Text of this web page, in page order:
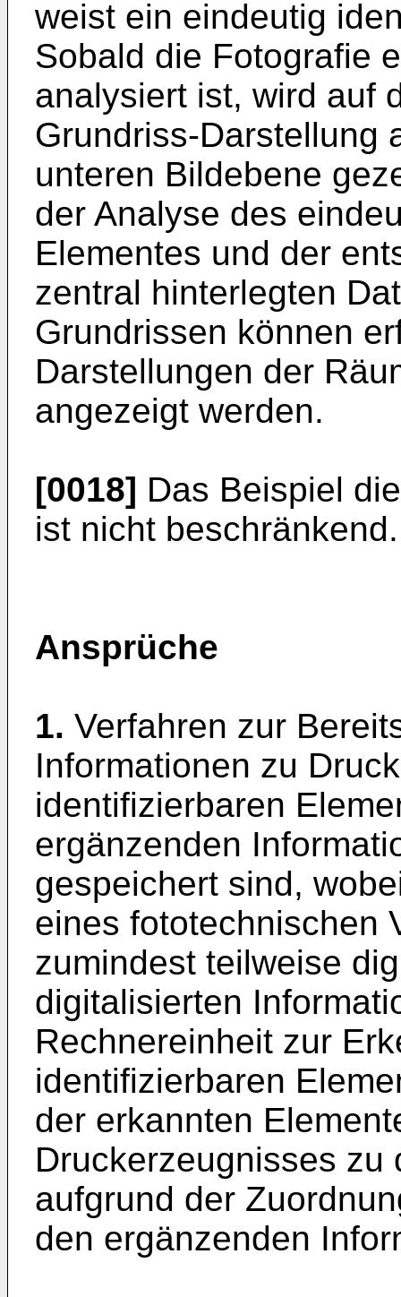
weist ein eindeutig
Sobald die Fotografie
analysiert ist, wird auf
Grundriss-Darstellung
unteren Bildebene
der Analyse des
Elementes und der
zentral hinterlegten
Grundrissen können
Darstellungen der
angezeigt werden.
[0018] Das Beispiel
ist nicht beschränkend.
Ansprüche
1. Verfahren zur
Informationen zu
identifizierbaren
ergänzenden
gespeichert sind,
eines fototechnischen
zumindest teilweise
digitalisierten
Rechnereinheit zur
identifizierbaren
der erkannten
Druckerzeugnisses zu
aufgrund der
den ergänzenden